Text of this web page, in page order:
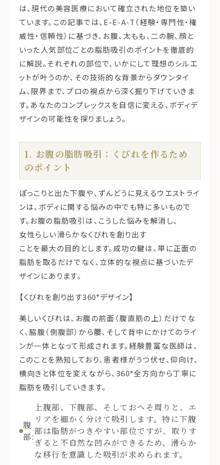
は、現代の美容医療において確立された地位を築い
ています。この記事では、E-E-A-T（経験・専門性・権
威性・信頼性）に基づき、お腹、太もも、二の腕、顔と
いった人気部位ごとの脂肪吸引のポイントを徹底的
に解説。それぞれの部位で、いかにして理想のシルエ
ットが叶うのか、その技術的な背景からダウンタイ
ム、限界まで、プロの視点から深く掘り下げていきま
す。あなたのコンプレックスを自信に変える、ボディデ
ザインの可能性を探りましょう。
1. お腹の脂肪吸引：くびれを作るため
のポイント
ぽっこりと出た下腹や、ずんどうに見えるウエストライ
ンは、ボディに関する悩みの中でも特に多いもので
す。お腹の脂肪吸引は、こうした悩みを解消し、
女性らしい滑らかなくびれを創り出す
ことを最大の目的とします。成功の鍵は、単に正面の
脂肪を取るだけでなく、立体的な視点に基づいたデ
ザインにあります。
【くびれを創り出す360°デザイン】
美しいくびれは、お腹の前面（腹直筋の上）だけでな
く、脇腹（側腹部）から腰、そして背中にかけてのライ
ンが一体となって形成されます。経験豊富な医師は、
このことを熟知しており、患者様がうつ伏せ、仰向け、
横向きと体位を変えながら、360°全方向から丁寧に
脂肪を吸引していきます。
腹
部:
上腹部、下腹部、そしておへそ周りと、エ
リアを細かく分けて吸引します。特に下腹
部は脂肪がつきやすい部位ですが、取りす
ぎると不自然な凹みができるため、滑らか
な移行を意識した吸引が求められます。